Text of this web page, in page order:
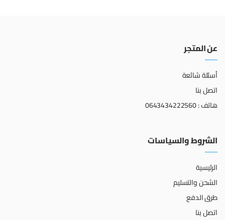
عن المتجر
أسئلة شائعة
اتصل بنا
هاتف : 0643434222560
الشروط والسياسات
الرئيسية
الشحن والتسليم
طرق الدفع
اتصل بنا